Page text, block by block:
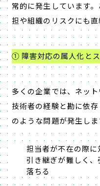
常的に発生しています
担や組織のリスクにも直
① 障害対応の属人化と
多くの企業では、ネッ
技術者の経験と勘に依
のような問題が発生しま
担当者が不在の際に
引き継ぎが難しく
落ちる